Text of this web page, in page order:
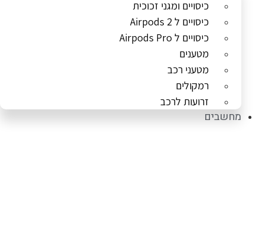
כיסויים ומגני זכוכית
כיסויים ל Airpods 2
כיסויים ל Airpods Pro
מטענים
מטעני רכב
רמקולים
זרועות לרכב
מחשבים